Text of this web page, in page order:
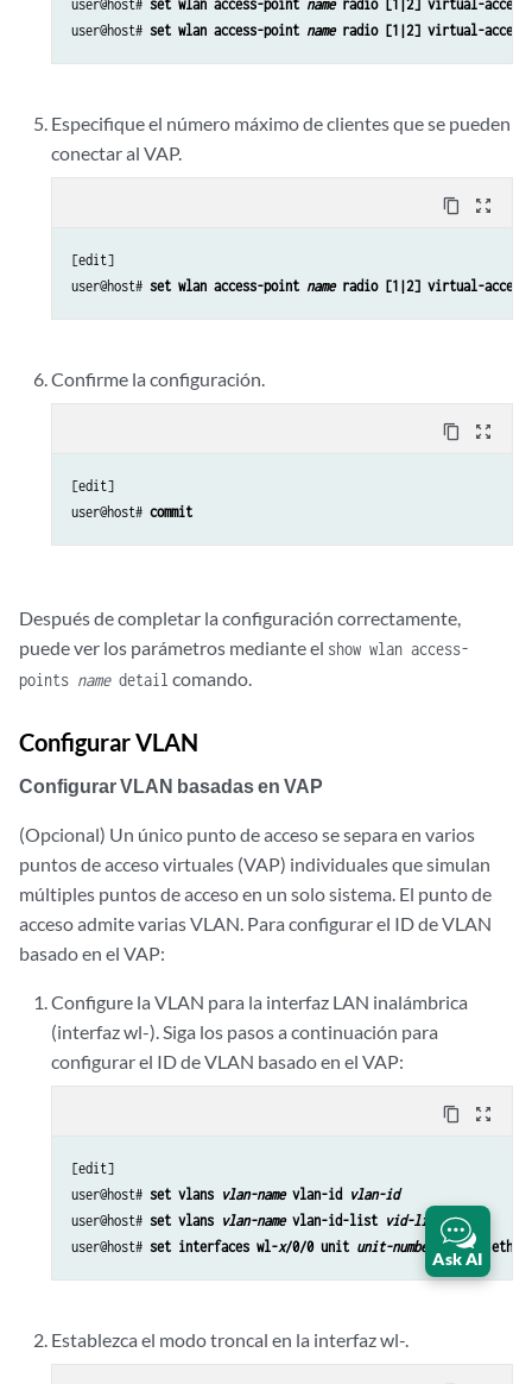
user@host# set wlan access-point name radio [1|2] virtual-
user@host# set wlan access-point name radio [1|2] virtual-
Especifique el número máximo de clientes que se pueden
conectar al VAP.
content_copy zoom_out_map
[edit]
user@host# set wlan access-point name radio [1|2] virtual-
Confirme la configuración.
content_copy zoom_out_map
[edit]
user@host# commit
Después de completar la configuración correctamente,
puede ver los parámetros mediante el show wlan access-
points namedetail comando.
Configurar VLAN
Configurar VLAN basadas en VAP
(Opcional) Un único punto de acceso se separa en varios
puntos de acceso virtuales (VAP) individuales que simulan
múltiples puntos de acceso en un solo sistema. El punto de
acceso admite varias VLAN. Para configurar el ID de VLAN
basado en el VAP:
Configure la VLAN para la interfaz LAN inalámbrica
(interfaz wl-). Siga los pasos a continuación para
configurar el ID de VLAN basado en el VAP:
content_copy zoom_out_map
[edit]
user@host# set vlans vlan-name vlan-id vlan-id
user@host# set vlans vlan-name vlan-id-list vid-list
user@host# set interfaces wl-x/0/0 unit unit-number family
Establezca el modo troncal en la interfaz wl-.
Ask AI